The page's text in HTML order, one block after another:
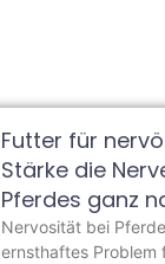
Futter für
Stärke die
Pferdes ganz
Nervosität bei
ernsthaftes Problem